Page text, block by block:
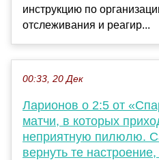
инструкцию по
отслеживания и реагир...
00:33, 20 Дек
Ларионов о 2:5 от
матчи, в которых
неприятную пилюлю.
вернуть те